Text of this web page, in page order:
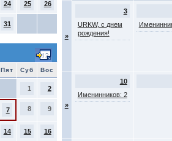
24 25 26
31
Пят Суб Вос
1 2
7 8 9
14 15 16
»
3
URKW, с днем
рождения!
»
10
Именинников: 2